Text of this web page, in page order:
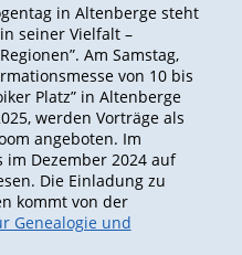
in Altenberge steht
seiner Vielfalt –
Am Samstag,
von 10 bis
Platz” in Altenberge
werden Vorträge als
angeboten. Im
Dezember 2024 auf
Die Einladung zu
kommt von der
Genealogie und